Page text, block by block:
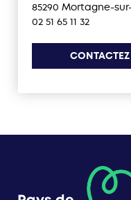
85290 Mortagne-
02 51 65 11 32
CONTACTEZ